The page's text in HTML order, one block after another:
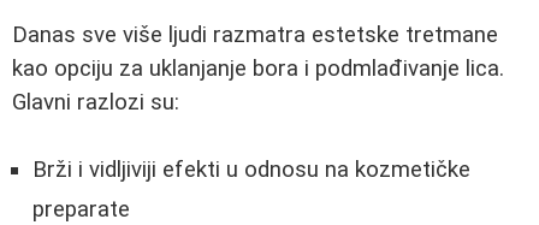
Danas sve više ljudi razmatra estetske tretmane
kao opciju za uklanjanje bora i podmlađivanje lica.
Glavni razlozi su:
Brži i vidljiviji efekti u odnosu na kozmetičke
preparate